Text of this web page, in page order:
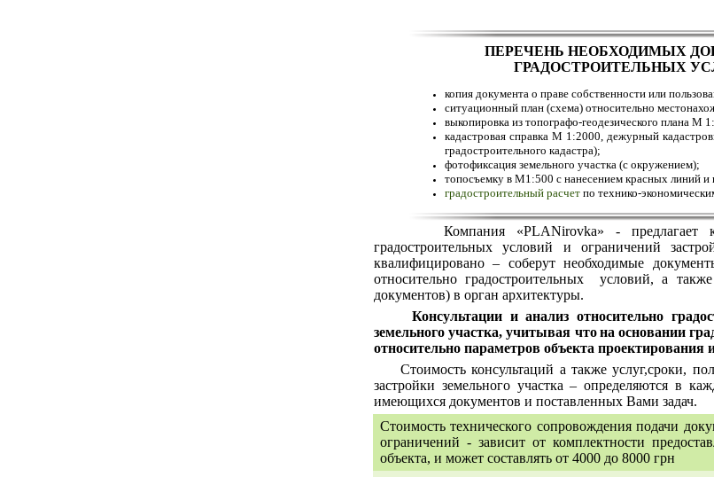
ПЕРЕЧЕНЬ НЕОБХОДИМЫХ
ГРАДОСТРОИТЕЛЬНЫХ
копия документа о праве собственности или
ситуационный план (схема) относительно
выкопировка из топографо-геодезического плана М
кадастровая справка М 1:2000, дежурный
градостроительного кадастра);
фотофиксация земельного участка (с окружением);
топосъемку в М1:500 с нанесением красных линий и
градостроительный расчет по технико-
Компания «PLANirovka» - предлагает
градостроительных условий и ограничений
квалифицировано – соберут необходимые
относительно градостроительных условий, а
документов) в орган архитектуры.
Консультации и анализ относительно
земельного участка, учитывая что на основании
относительно параметров объекта проектирования
Стоимость консультаций а также услуг,сроки,
застройки земельного участка – определяются в
имеющихся документов и поставленных Вами задач.
Стоимость технического сопровождения подачи
ограничений - зависит от комплектности
объекта, и может составлять от 4000 до 8000 грн